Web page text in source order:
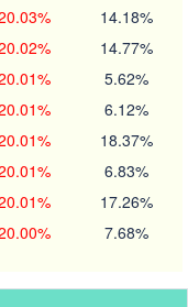
14.18%
14.77%
5.62%
6.12%
18.37%
6.83%
17.26%
7.68%